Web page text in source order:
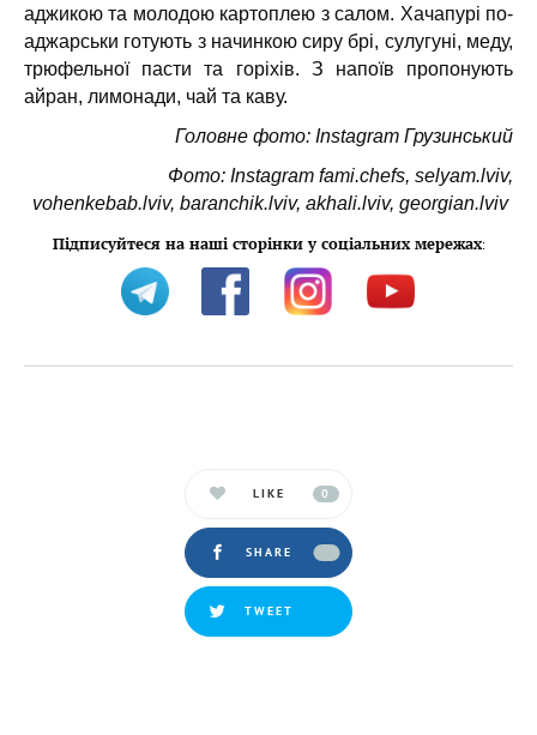
аджикою та молодою картоплею з салом. Хачапурі по-
аджарськи готують з начинкою сиру брі, сулугуні, меду,
трюфельної пасти та горіхів. З напоїв пропонують
айран, лимонади, чай та каву.
Головне фото: Instagram Грузинський
Фото: Instagram fami.chefs, selyam.lviv,
vohenkebab.lviv, baranchik.lviv, akhali.lviv, georgian.lviv
Підписуйтеся на наші сторінки у соціальних мережах:
LIKE 0
SHARE
TWEET